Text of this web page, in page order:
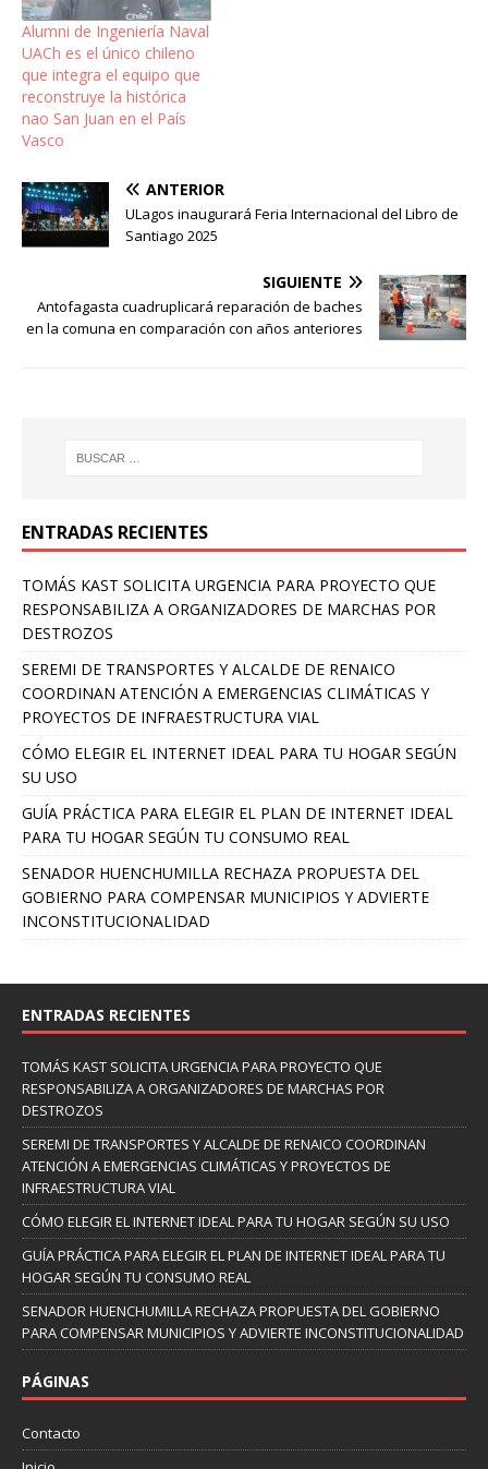
Alumni de Ingeniería Naval
UACh es el único chileno
que integra el equipo que
reconstruye la histórica
nao San Juan en el País
Vasco
ANTERIOR
ULagos inaugurará Feria Internacional del Libro de
Santiago 2025
SIGUIENTE
Antofagasta cuadruplicará reparación de baches
en la comuna en comparación con años anteriores
ENTRADAS RECIENTES
TOMÁS KAST SOLICITA URGENCIA PARA PROYECTO QUE
RESPONSABILIZA A ORGANIZADORES DE MARCHAS POR
DESTROZOS
SEREMI DE TRANSPORTES Y ALCALDE DE RENAICO
COORDINAN ATENCIÓN A EMERGENCIAS CLIMÁTICAS Y
PROYECTOS DE INFRAESTRUCTURA VIAL
CÓMO ELEGIR EL INTERNET IDEAL PARA TU HOGAR SEGÚN
SU USO
GUÍA PRÁCTICA PARA ELEGIR EL PLAN DE INTERNET IDEAL
PARA TU HOGAR SEGÚN TU CONSUMO REAL
SENADOR HUENCHUMILLA RECHAZA PROPUESTA DEL
GOBIERNO PARA COMPENSAR MUNICIPIOS Y ADVIERTE
INCONSTITUCIONALIDAD
ENTRADAS RECIENTES
TOMÁS KAST SOLICITA URGENCIA PARA PROYECTO QUE
RESPONSABILIZA A ORGANIZADORES DE MARCHAS POR
DESTROZOS
SEREMI DE TRANSPORTES Y ALCALDE DE RENAICO COORDINAN
ATENCIÓN A EMERGENCIAS CLIMÁTICAS Y PROYECTOS DE
INFRAESTRUCTURA VIAL
CÓMO ELEGIR EL INTERNET IDEAL PARA TU HOGAR SEGÚN SU USO
GUÍA PRÁCTICA PARA ELEGIR EL PLAN DE INTERNET IDEAL PARA TU
HOGAR SEGÚN TU CONSUMO REAL
SENADOR HUENCHUMILLA RECHAZA PROPUESTA DEL GOBIERNO
PARA COMPENSAR MUNICIPIOS Y ADVIERTE INCONSTITUCIONALIDAD
PÁGINAS
Contacto